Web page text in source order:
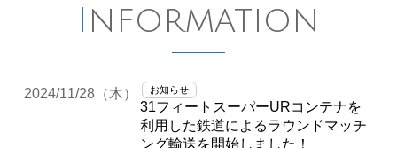
Information